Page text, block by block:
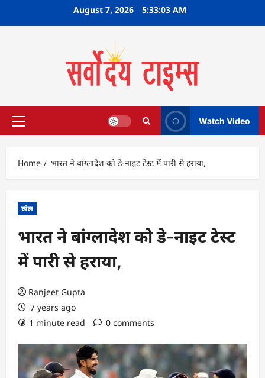
August 7, 2026 5:33:04 AM
Primary
Watch Video
Home भारत ने बांग्लादेश को डे-नाइट टेस्ट में पारी से हराया,
खेल
भारत ने बांग्लादेश को डे-नाइट टेस्ट
में पारी से हराया,
Ranjeet Gupta
7 years ago
1 minute read
0 comments